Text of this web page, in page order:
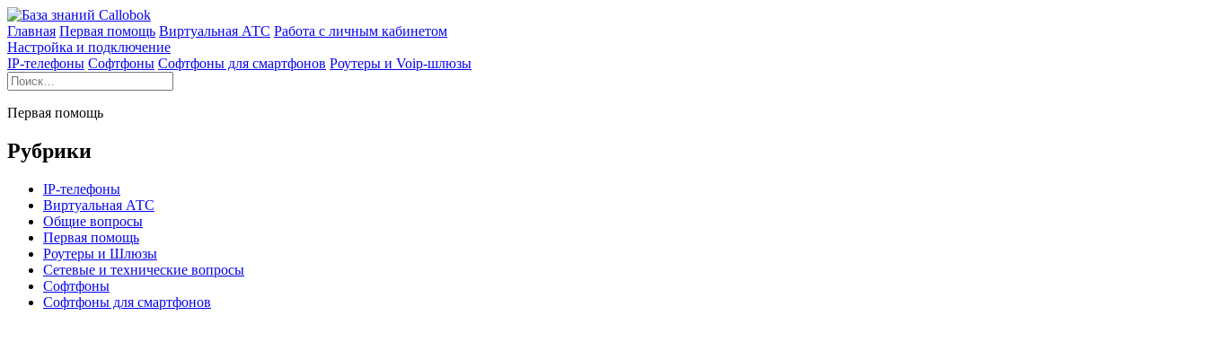
Перейти
к
содержимому
Главная Первая помощь Виртуальная АТС Работа с личным кабинетом
Настройка и подключение
IP-телефоны Софтфоны Софтфоны для смартфонов Роутеры и Voip-шлюзы
Первая помощь
Рубрики
IP-телефоны
Виртуальная АТС
Общие вопросы
Первая помощь
Роутеры и Шлюзы
Сетевые и технические вопросы
Софтфоны
Софтфоны для смартфонов